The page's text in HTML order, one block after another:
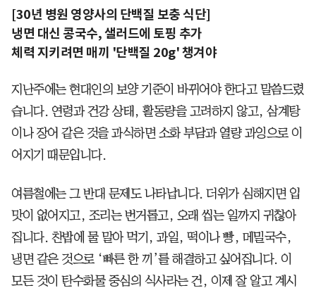
[30년 병원 영양사의 단백질 보충 식단]
냉면 대신 콩국수, 샐러드에 토핑 추가
체력 지키려면 매끼 '단백질 20g' 챙겨야
지난주에는 현대인의 보양 기준이 바뀌어야 한다고 말씀드렸
습니다. 연령과 건강 상태, 활동량을 고려하지 않고, 삼계탕
이나 장어 같은 것을 과식하면 소화 부담과 열량 과잉으로 이
어지기 때문입니다.
여름철에는 그 반대 문제도 나타납니다. 더위가 심해지면 입
맛이 없어지고, 조리는 번거롭고, 오래 씹는 일까지 귀찮아
집니다. 찬밥에 물 말아 먹기, 과일, 떡이나 빵, 메밀국수,
냉면 같은 것으로 ‘빠른 한 끼’를 해결하고 싶어집니다. 이
모든 것이 탄수화물 중심의 식사라는 건, 이제 잘 알고 계시